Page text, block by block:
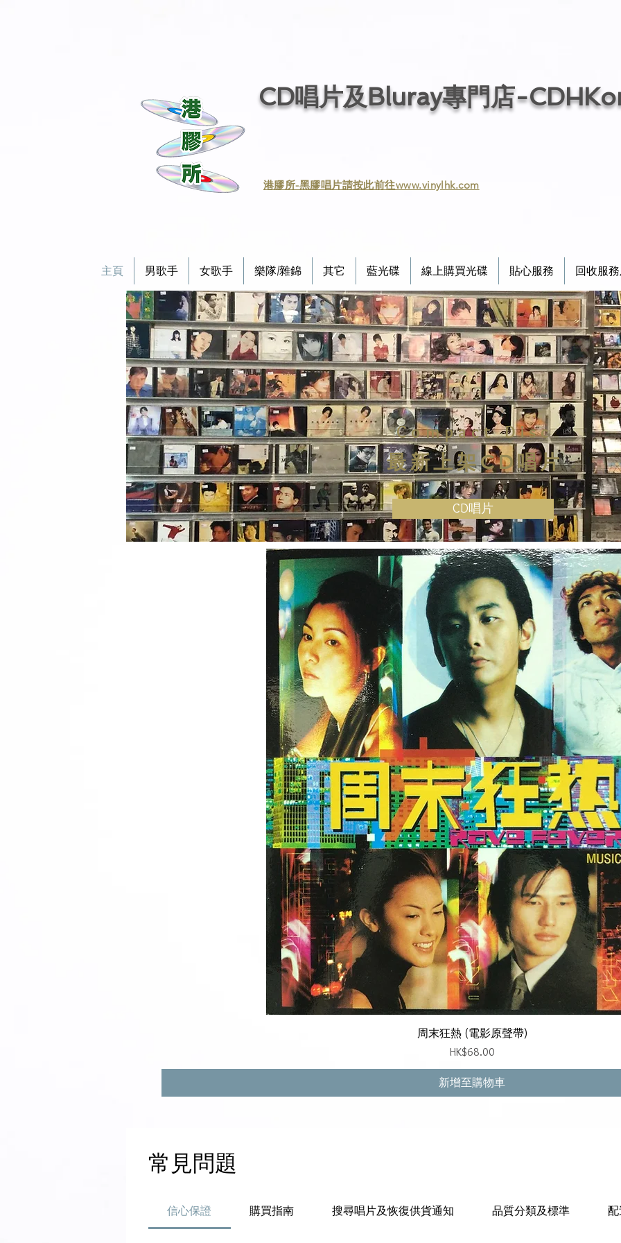
CD唱片及Bluray專門店-
​港膠所-黑膠唱片請按此前往www.vinylhk.com
主頁 男歌手 女歌手 樂隊/雜錦 其它 藍光碟 線上購買光碟 貼心服務 回收服
Compact Disc
最新上架CD唱片
CD唱片
快速瀏覽
周末狂熱 (電影原聲帶)
價格
HK$68.00
新增至購物車
常見問題
信心保證 購買指南 搜尋唱片及恢復供貨通知 品質分類及標準